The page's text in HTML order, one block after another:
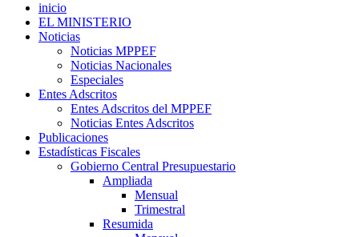
inicio
EL MINISTERIO
Noticias
Noticias MPPEF
Noticias Nacionales
Especiales
Entes Adscritos
Entes Adscritos del MPPEF
Noticias Entes Adscritos
Publicaciones
Estadísticas Fiscales
Gobierno Central Presupuestario
Ampliada
Mensual
Trimestral
Resumida